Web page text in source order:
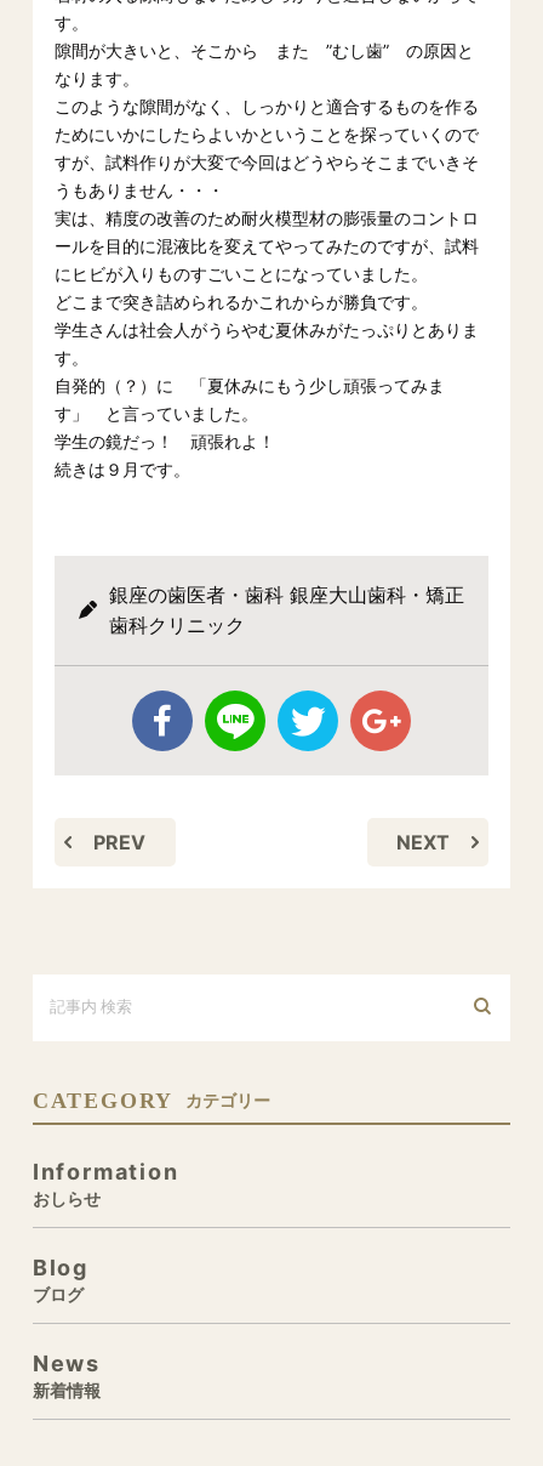
す。
隙間が大きいと、そこから また ”むし歯” の原因と
なります。
このような隙間がなく、しっかりと適合するものを作る
ためにいかにしたらよいかということを探っていくので
すが、試料作りが大変で今回はどうやらそこまでいきそ
うもありません・・・
実は、精度の改善のため耐火模型材の膨張量のコントロ
ールを目的に混液比を変えてやってみたのですが、試料
にヒビが入りものすごいことになっていました。
どこまで突き詰められるかこれからが勝負です。
学生さんは社会人がうらやむ夏休みがたっぷりとありま
す。
自発的（？）に 「夏休みにもう少し頑張ってみま
す」 と言っていました。
学生の鏡だっ！ 頑張れよ！
続きは９月です。
銀座の歯医者・歯科 銀座大山歯科・矯正
歯科クリニック
PREV NEXT
CATEGORY カテゴリー
Information
おしらせ
Blog
ブログ
News
新着情報